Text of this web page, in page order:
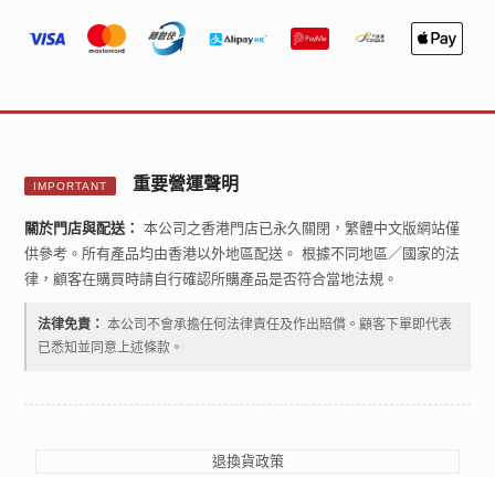
IMPORTANT 重要營運聲明
關於門店與配送： 本公司之香港門店已永久關閉，繁體中文版網站僅
供參考。所有產品均由香港以外地區配送。 根據不同地區／國家的法
律，顧客在購買時請自行確認所購產品是否符合當地法規。
法律免責： 本公司不會承擔任何法律責任及作出賠償。顧客下單即代表
已悉知並同意上述條款。
退換貨政策